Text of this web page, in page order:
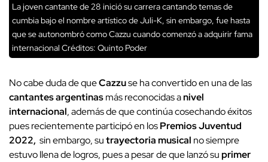
La joven cantante de 28 inició su carrera cantando temas de
cumbia bajo el nombre artístico de Juli-K, sin embargo, fue hasta
que se autonombró como Cazzu cuando comenzó a adquirir fama
internacional Créditos: Quinto Poder
No cabe duda de queCazzuse ha convertido en una de las
cantantes argentinasmás reconocidas anivel
internacional, además de que continúa cosechando éxitos
pues recientemente participó en losPremios Juventud
2022, sin embargo, sutrayectoria musical no siempre
estuvo llena de logros, pues a pesar de que lanzó suprimer